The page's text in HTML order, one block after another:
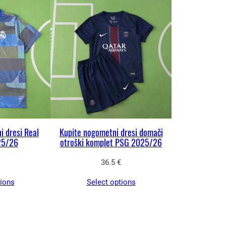
dresi Real
26
Kupite nogometni dresi domači
otroški komplet PSG 2025/26
36.5 €
Select options